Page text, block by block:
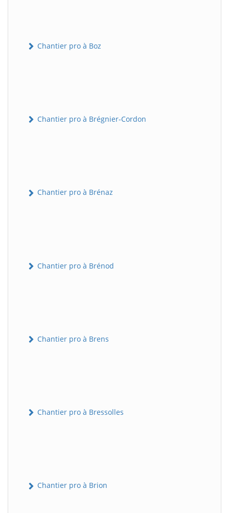
Chantier pro à Boz
Chantier pro à Brégnier-Cordon
Chantier pro à Brénaz
Chantier pro à Brénod
Chantier pro à Brens
Chantier pro à Bressolles
Chantier pro à Brion